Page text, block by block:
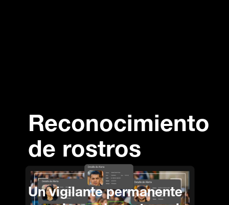
Reconocimiento
de rostros
Un vigilante permanente